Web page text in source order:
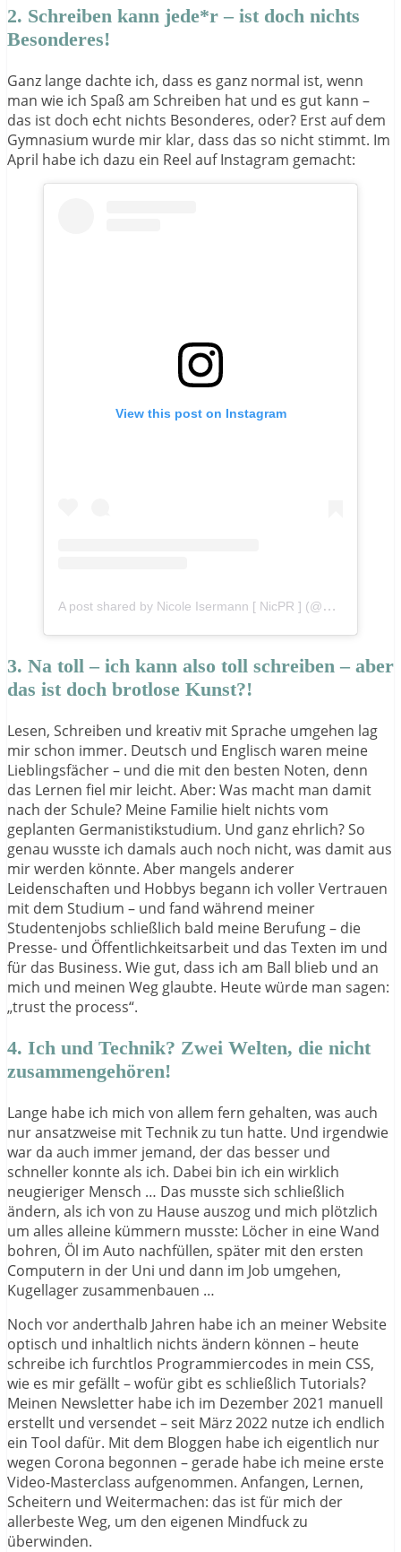
2. Schreiben kann jede*r – ist doch nichts
Besonderes!
Ganz lange dachte ich, dass es ganz normal ist, wenn
man wie ich Spaß am Schreiben hat und es gut kann –
das ist doch echt nichts Besonderes, oder? Erst auf dem
Gymnasium wurde mir klar, dass das so nicht stimmt. Im
April habe ich dazu ein Reel auf Instagram gemacht:
View this post on Instagram
A post shared by Nicole Isermann [ NicPR ] (@n.isermann)
3. Na toll – ich kann also toll schreiben – aber
das ist doch brotlose Kunst?!
Lesen, Schreiben und kreativ mit Sprache umgehen lag
mir schon immer. Deutsch und Englisch waren meine
Lieblingsfächer – und die mit den besten Noten, denn
das Lernen fiel mir leicht. Aber: Was macht man damit
nach der Schule? Meine Familie hielt nichts vom
geplanten Germanistikstudium. Und ganz ehrlich? So
genau wusste ich damals auch noch nicht, was damit aus
mir werden könnte. Aber mangels anderer
Leidenschaften und Hobbys begann ich voller Vertrauen
mit dem Studium – und fand während meiner
Studentenjobs schließlich bald meine Berufung – die
Presse- und Öffentlichkeitsarbeit und das Texten im und
für das Business. Wie gut, dass ich am Ball blieb und an
mich und meinen Weg glaubte. Heute würde man sagen:
„trust the process“.
4. Ich und Technik? Zwei Welten, die nicht
zusammengehören!
Lange habe ich mich von allem fern gehalten, was auch
nur ansatzweise mit Technik zu tun hatte. Und irgendwie
war da auch immer jemand, der das besser und
schneller konnte als ich. Dabei bin ich ein wirklich
neugieriger Mensch … Das musste sich schließlich
ändern, als ich von zu Hause auszog und mich plötzlich
um alles alleine kümmern musste: Löcher in eine Wand
bohren, Öl im Auto nachfüllen, später mit den ersten
Computern in der Uni und dann im Job umgehen,
Kugellager zusammenbauen …
Noch vor anderthalb Jahren habe ich an meiner Website
optisch und inhaltlich nichts ändern können – heute
schreibe ich furchtlos Programmiercodes in mein CSS,
wie es mir gefällt – wofür gibt es schließlich Tutorials?
Meinen Newsletter habe ich im Dezember 2021 manuell
erstellt und versendet – seit März 2022 nutze ich endlich
ein Tool dafür. Mit dem Bloggen habe ich eigentlich nur
wegen Corona begonnen – gerade habe ich meine erste
Video-Masterclass aufgenommen. Anfangen, Lernen,
Scheitern und Weitermachen: das ist für mich der
allerbeste Weg, um den eigenen Mindfuck zu
überwinden.